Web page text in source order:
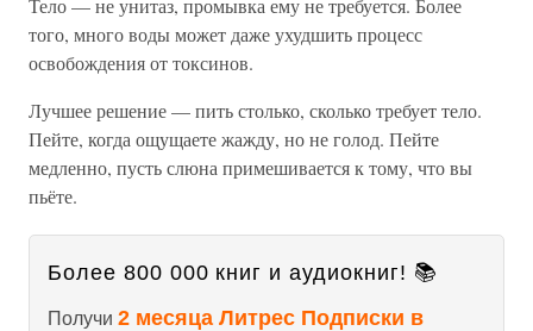
Тело — не унитаз, промывка ему не требуется. Более
того, много воды может даже ухудшить процесс
освобождения от токсинов.
Лучшее решение — пить столько, сколько требует тело.
Пейте, когда ощущаете жажду, но не голод. Пейте
медленно, пусть слюна примешивается к тому, что вы
пьёте.
Более 800 000 книг и аудиокниг! 📚
Получи 2 месяца Литрес Подписки в